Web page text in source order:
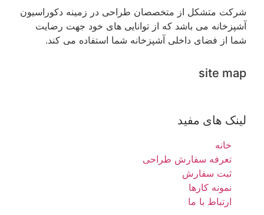
شرکت متشکل از متخصصان طراحی در زمینه دکوراسیون
آشپزخانه می باشد که از توانایی های خود جهت رضایت
شما از فضای داخلی آشپزخانه شما استفاده می کند.
site map
لینک های مفید
خانه
تعرفه سفارش طراحی
ثبت سفارش
نمونه کارها
ارتباط با ما